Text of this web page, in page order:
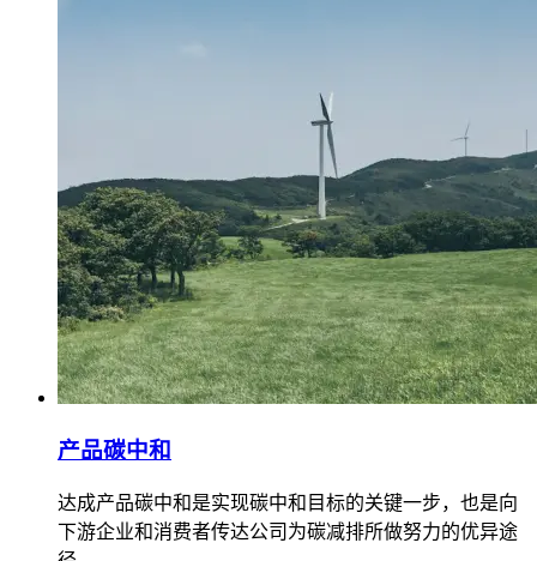
产品碳中和
达成产品碳中和是实现碳中和目标的关键一步，也是向
下游企业和消费者传达公司为碳减排所做努力的优异途